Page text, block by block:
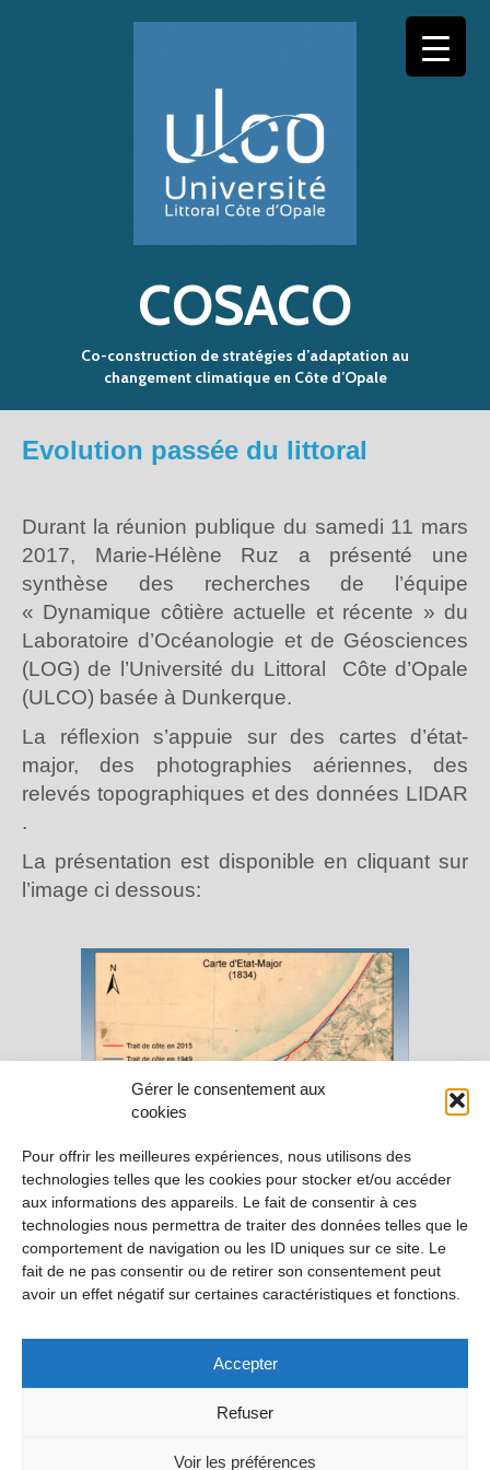
Gérer le consentement aux
cookies
Pour offrir les meilleures expériences, nous utilisons des
technologies telles que les cookies pour stocker et/ou accéder
aux informations des appareils. Le fait de consentir à ces
technologies nous permettra de traiter des données telles que le
comportement de navigation ou les ID uniques sur ce site. Le
fait de ne pas consentir ou de retirer son consentement peut
avoir un effet négatif sur certaines caractéristiques et fonctions.
Accepter
Refuser
Voir les préférences
COSACO
Co-construction de stratégies d’adaptation au
changement climatique en Côte d’Opale
Evolution passée du littoral
Durant la réunion publique du samedi 11 mars
2017, Marie-Hélène Ruz a présenté une
synthèse des recherches de l’équipe
« Dynamique côtière actuelle et récente » du
Laboratoire d’Océanologie et de Géosciences
(LOG) de l’Université du Littoral Côte d’Opale
(ULCO) basée à Dunkerque.
La réflexion s’appuie sur des cartes d’état-
major, des photographies aériennes, des
relevés topographiques et des données LIDAR
.
La présentation est disponible en cliquant sur
l’image ci dessous: